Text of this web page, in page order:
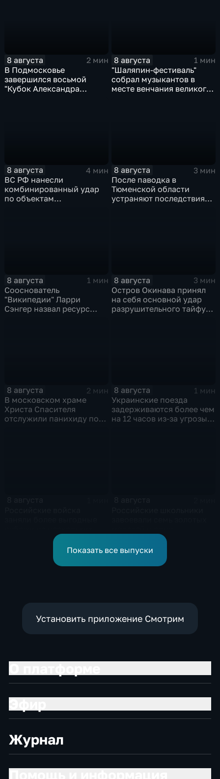
8 августа
2 мин
В Подмосковье
завершился восьмой
"Кубок Александра
8 августа
1 мин
"Шаляпин‑фестиваль"
собрал музыкантов в
месте венчания великого
8 августа
4 мин
ВС РФ нанесли
комбинированный удар
по объектам
8 августа
3 мин
После паводка в
Тюменской области
устраняют последствия
8 августа
1 мин
Сооснователь
"Википедии" Ларри
Сэнгер назвал ресурс
8 августа
3 мин
Остров Окинава принял
на себя основной удар
разрушительного тайфуна
8 августа
2 мин
В московском храме
Христа Спасителя
отслужили панихиду по
8 августа
1 мин
Украинские поезда
задерживаются более чем
на 12 часов из-за угрозы
направлениях в зоне СВО
бронзовую на турнире по
ИИ
Показать все выпуски
Установить приложение Смотрим
Журнал